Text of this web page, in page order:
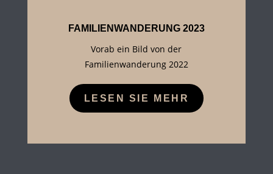
FAMILIENWANDERUNG 2023
Vorab ein Bild von der
Familienwanderung 2022
LESEN SIE MEHR